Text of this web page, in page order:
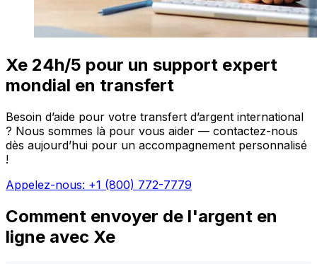
Xe 24h/5 pour un support expert
mondial en transfert
Besoin d’aide pour votre transfert d’argent international
? Nous sommes là pour vous aider — contactez-nous
dès aujourd’hui pour un accompagnement personnalisé
!
Appelez-nous: +1 (800) 772-7779
Comment envoyer de l'argent en
ligne avec Xe